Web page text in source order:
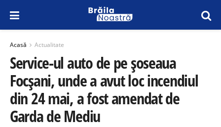
Acasă Actualitate
Service-ul auto de pe șoseaua
Focșani, unde a avut loc incendiul
din 24 mai, a fost amendat de
Garda de Mediu